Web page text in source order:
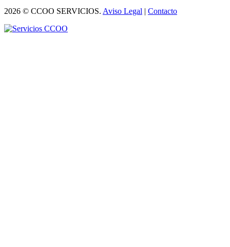
2026 © CCOO SERVICIOS. Aviso Legal | Contacto